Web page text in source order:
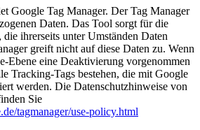
Google Tag Manager. Der Tag Manager
Daten. Das Tool sorgt für die
ihrerseits unter Umständen Daten
greift nicht auf diese Daten zu. Wenn
Ebene eine Deaktivierung vorgenommen
Tracking-Tags bestehen, die mit Google
werden. Die Datenschutzhinweise von
Sie
tagmanager/use-policy.html